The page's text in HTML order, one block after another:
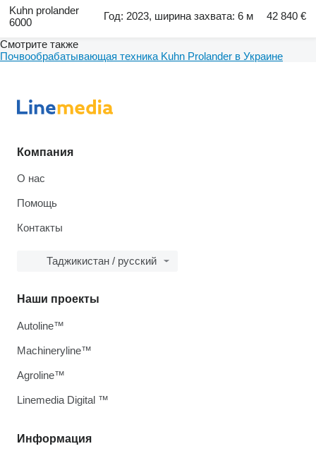
Kuhn prolander
6000
Год: 2023, ширина захвата: 6 м 42 840 €
Смотрите также
Почвообрабатывающая техника Kuhn Prolander в Украине
Компания
О нас
Помощь
Контакты
Таджикистан / русский
Информация
Наши проекты
Autoline™
Machineryline™
Agroline™
Linemedia Digital ™